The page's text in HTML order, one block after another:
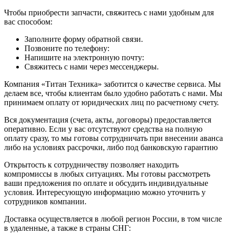
Чтобы приобрести запчасти, свяжитесь с нами удобным для
вас способом:
Заполните форму обратной связи.
Позвоните по телефону:
Напишите на электронную почту:
Свяжитесь с нами через мессенджеры.
Компания «Титан Техника» заботится о качестве сервиса. Мы
делаем все, чтобы клиентам было удобно работать с нами. Мы
принимаем оплату от юридических лиц по расчетному счету.
Вся документация (счета, акты, договоры) предоставляется
оперативно. Если у вас отсутствуют средства на полную
оплату сразу, то мы готовы сотрудничать при внесении аванса
либо на условиях рассрочки, либо под банковскую гарантию
Открытость к сотрудничеству позволяет находить
компромиссы в любых ситуациях. Мы готовы рассмотреть
ваши предложения по оплате и обсудить индивидуальные
условия. Интересующую информацию можно уточнить у
сотрудников компании.
Доставка осуществляется в любой регион России, в том числе
в удаленные, а также в страны СНГ: